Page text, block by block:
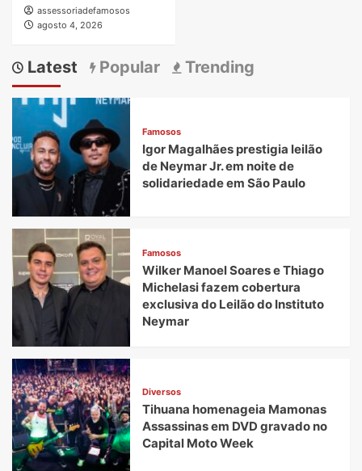
assessoriadefamosos
agosto 4, 2026
Latest Popular Trending
Famosos
Igor Magalhães prestigia leilão
de Neymar Jr. em noite de
solidariedade em São Paulo
Famosos
Wilker Manoel Soares e Thiago
Michelasi fazem cobertura
exclusiva do Leilão do Instituto
Neymar
Diversos
Tihuana homenageia Mamonas
Assassinas em DVD gravado no
Capital Moto Week